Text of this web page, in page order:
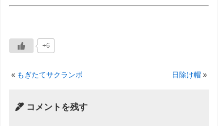
+6
« もぎたてサクランボ 日除け帽 »
コメントを残す